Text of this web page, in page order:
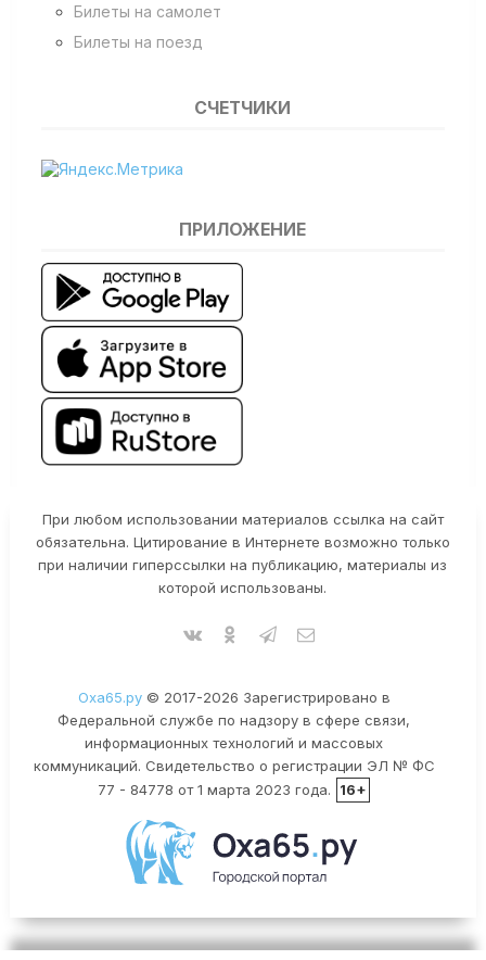
Билеты на самолет
Билеты на поезд
СЧЕТЧИКИ
ПРИЛОЖЕНИЕ
При любом использовании материалов ссылка на сайт
обязательна. Цитирование в Интернете возможно только
при наличии гиперссылки на публикацию, материалы из
которой использованы.
Оха65.ру© 2017-2026 Зарегистрировано в
Федеральной службе по надзору в сфере связи,
информационных технологий и массовых
коммуникаций. Свидетельство о регистрации ЭЛ № ФС
77 - 84778 от 1 марта 2023 года.
16+